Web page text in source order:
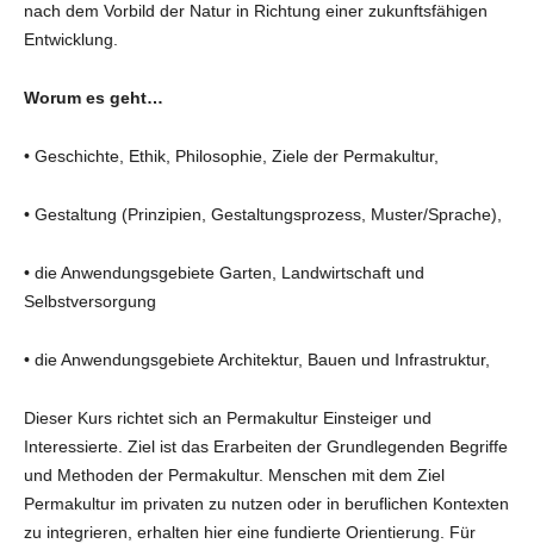
nach dem Vorbild der Natur in Richtung einer zukunftsfähigen
Entwicklung.
Worum es geht…
• Geschichte, Ethik, Philosophie, Ziele der Permakultur,
• Gestaltung (Prinzipien, Gestaltungsprozess, Muster/Sprache),
• die Anwendungsgebiete Garten, Landwirtschaft und
Selbstversorgung
• die Anwendungsgebiete Architektur, Bauen und Infrastruktur,
Dieser Kurs richtet sich an Permakultur Einsteiger und
Interessierte. Ziel ist das Erarbeiten der Grundlegenden Begriffe
und Methoden der Permakultur. Menschen mit dem Ziel
Permakultur im privaten zu nutzen oder in beruflichen Kontexten
zu integrieren, erhalten hier eine fundierte Orientierung. Für